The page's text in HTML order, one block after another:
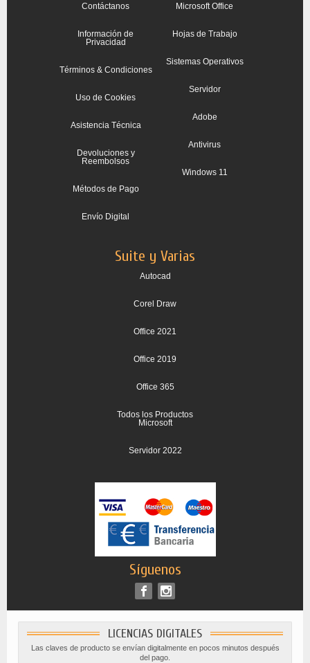
Contáctanos
Información de
Privacidad
Términos & Condiciones
Uso de Cookies
Asistencia Técnica
Devoluciones y
Reembolsos
Métodos de Pago
Envío Digital
Microsoft Office
Hojas de Trabajo
Sistemas Operativos
Servidor
Adobe
Antivirus
Windows 11
Suite y Varias
Autocad
Corel Draw
Office 2021
Office 2019
Office 365
Todos los Productos
Microsoft
Servidor 2022
Síguenos
LICENCIAS DIGITALES
Las claves de producto se envían digitalmente en pocos minutos después
del pago.